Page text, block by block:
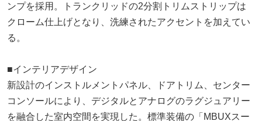
ンプを採用。トランクリッドの2分割トリムストリップは
クローム仕上げとなり、洗練されたアクセントを加えてい
る。
■インテリアデザイン
新設計のインストルメントパネル、ドアトリム、センター
コンソールにより、デジタルとアナログのラグジュアリー
を融合した室内空間を実現した。標準装備の「MBUXスー